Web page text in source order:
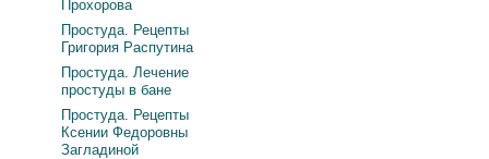
Прохорова
Простуда. Рецепты
Григория Распутина
Простуда. Лечение
простуды в бане
Простуда. Рецепты
Ксении Федоровны
Загладиной